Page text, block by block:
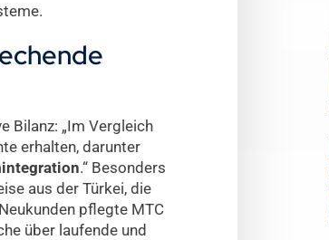
Bilanz: „Im Vergleich
erhalten, darunter
.“ Besonders
aus der Türkei, die
pflegte MTC
über laufende und